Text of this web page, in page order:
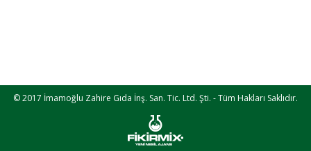
© 2017 İmamoğlu Zahire Gıda İnş. San. Tic. Ltd. Şti. - Tüm Hakları Saklıdır.